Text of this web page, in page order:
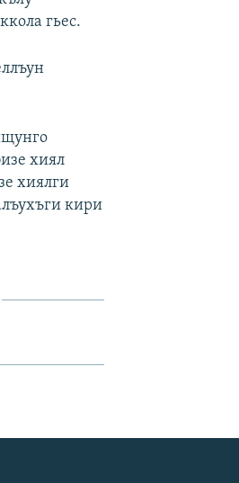
гьес.
хиял
хиялги
кири